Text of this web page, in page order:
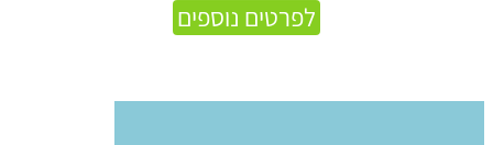
לפרטים נוספים